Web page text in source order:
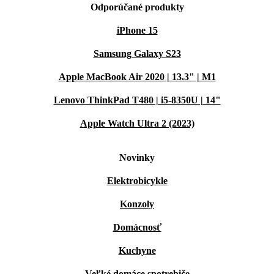
Odporúčané produkty
iPhone 15
Samsung Galaxy S23
Apple MacBook Air 2020 | 13.3" | M1
Lenovo ThinkPad T480 | i5-8350U | 14"
Apple Watch Ultra 2 (2023)
Novinky
Elektrobicykle
Konzoly
Domácnosť
Kuchyne